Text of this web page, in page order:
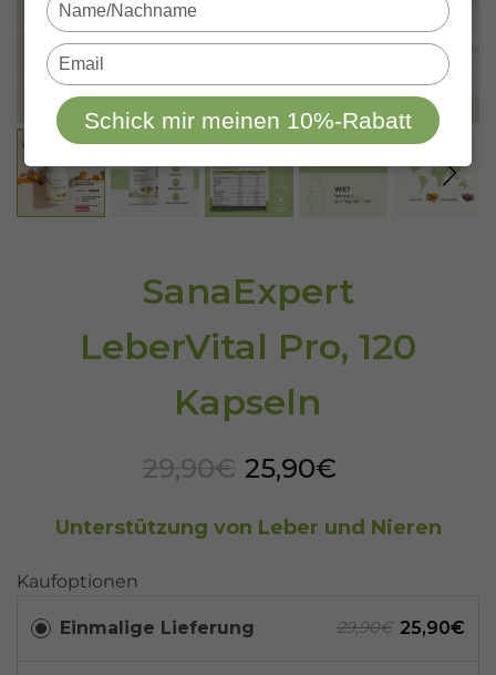
SanaExpert
LeberVital Pro, 120
Kapseln
29,90€ 25,90€
Unterstützung von Leber und Nieren
Kaufoptionen
Einmalige Lieferung 29,90€ 25,90€
your
name
Type
your
email
Schick mir meinen 10%-Rabatt